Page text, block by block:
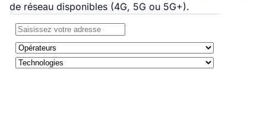
de réseau disponibles (4G, 5G ou 5G+).